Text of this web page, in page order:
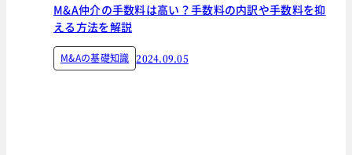
M&A仲介の手数料は高い？手数料の内訳や手数料を抑
える方法を解説
M&Aの基礎知識 2024.09.05